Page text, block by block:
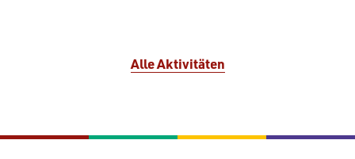
Alle Aktivitäten